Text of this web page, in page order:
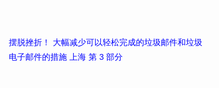
摆脱挫折！ 大幅减少可以轻松完成的垃圾邮件和垃圾
电子邮件的措施 上海 第 3 部分